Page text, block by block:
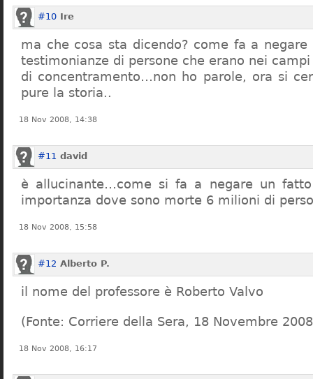
#10 Ire
ma che cosa sta dicendo? come fa a
testimonianze di persone che erano nei campi
di concentramento…non ho parole, ora si
pure la storia..
18 Nov 2008, 14:38
#11 david
è allucinante…come si fa a negare un
importanza dove sono morte 6 milioni di
18 Nov 2008, 15:58
#12 Alberto P.
il nome del professore è Roberto Valvo
(Fonte: Corriere della Sera, 18 Novembre
18 Nov 2008, 16:17